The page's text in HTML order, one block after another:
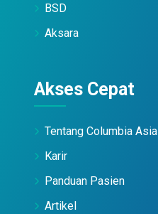
BSD
Aksara
Akses Cepat
Tentang Columbia Asia
Karir
Panduan Pasien
Artikel